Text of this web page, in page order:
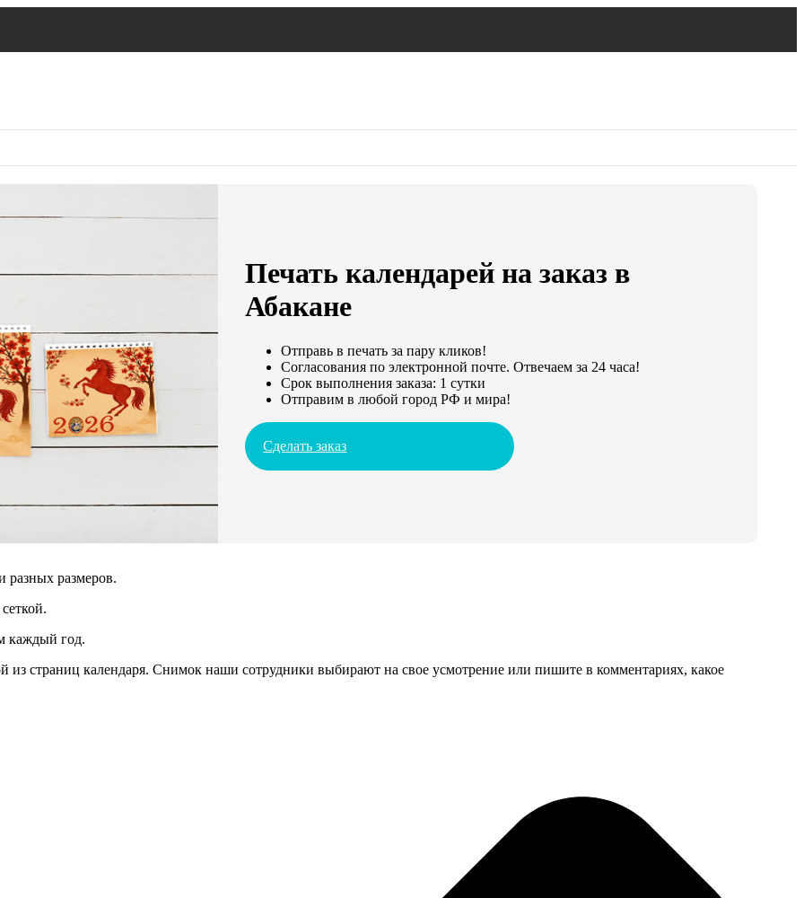
Печать календарей на заказ в
Абакане
Отправь в печать за пару кликов!
Согласования по электронной почте. Отвечаем за 24 часа!
Срок выполнения заказа: 1 сутки
Отправим в любой город РФ и мира!
Сделать заказ
разных размеров.
каждый год.
страниц календаря. Снимок наши сотрудники выбирают на свое усмотрение или пишите в комментариях, какое